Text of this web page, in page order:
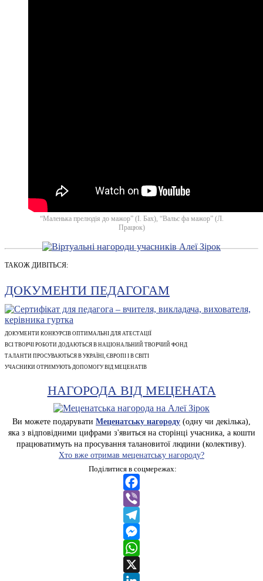
“Маленька прелюдія до мажор” (І. Бах), “Вальс фа мажор” (Л.
Працюк)
ТАКОЖ ДИВІТЬСЯ:
ДОКУМЕНТИ ПЕДАГОГАМ
ДОКУМЕНТИ КОНКУРСІВ ОПТИМАЛЬНІ ДЛЯ АТЕСТАЦІЇ
ВСІ ТВОРЧІ РОБОТИ ДОДАЮТЬСЯ В НАЦІОНАЛЬНИЙ ТВОРЧИЙ ФОНД
ТАЛАНТИ ПРОСУВАЮТЬСЯ В УКРАЇНІ, ЄВРОПІ І В СВІТІ
УЧАСНИКИ ОТРИМУЮТЬ ДОПОМОГУ ВІД МЕЦЕНАТІВ
НАГОРОДА ВІД МЕЦЕНАТА
Ви можете подарувати Меценатську нагороду (одну чи декілька),
яка з відповідними цифрами з'явиться на сторінці учасника, а кошти
працюватимуть на просування талановитої людини (колективу).
Хто вже отримав меценатську нагороду?
Поділитися в соцмережах:
Facebook
Viber
Telegram
Messenger
WhatsApp